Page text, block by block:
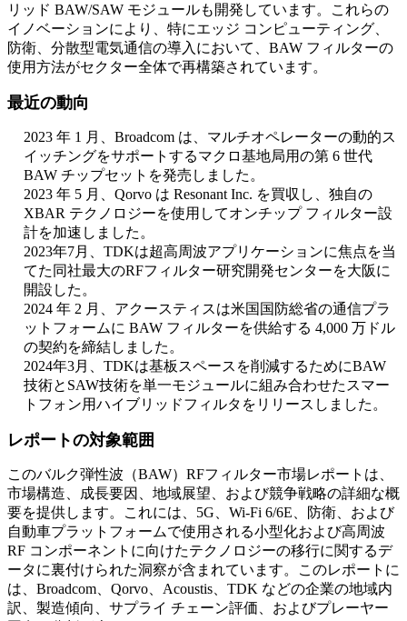
リッド BAW/SAW モジュールも開発しています。これらの
イノベーションにより、特にエッジ コンピューティング、
防衛、分散型電気通信の導入において、BAW フィルターの
使用方法がセクター全体で再構築されています。
最近の動向
2023 年 1 月、Broadcom は、マルチオペレーターの動的ス
イッチングをサポートするマクロ基地局用の第 6 世代
BAW チップセットを発売しました。
2023 年 5 月、Qorvo は Resonant Inc. を買収し、独自の
XBAR テクノロジーを使用してオンチップ フィルター設
計を加速しました。
2023年7月、TDKは超高周波アプリケーションに焦点を当
てた同社最大のRFフィルター研究開発センターを大阪に
開設した。
2024 年 2 月、アクースティスは米国国防総省の通信プラ
ットフォームに BAW フィルターを供給する 4,000 万ドル
の契約を締結しました。
2024年3月、TDKは基板スペースを削減するためにBAW
技術とSAW技術を単一モジュールに組み合わせたスマー
トフォン用ハイブリッドフィルタをリリースしました。
レポートの対象範囲
このバルク弾性波（BAW）RFフィルター市場レポートは、
市場構造、成長要因、地域展望、および競争戦略の詳細な概
要を提供します。これには、5G、Wi-Fi 6/6E、防衛、および
自動車プラットフォームで使用される小型化および高周波
RF コンポーネントに向けたテクノロジーの移行に関するデ
ータに裏付けられた洞察が含まれています。このレポートに
は、Broadcom、Qorvo、Acoustis、TDK などの企業の地域内
訳、製造傾向、サプライ チェーン評価、およびプレーヤー